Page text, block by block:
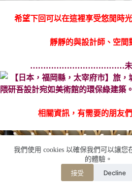
我們使用 cookies 以確保我們可以讓您
的體驗。
接受 Decline
希望下回可以在這裡享受悠閒時
靜靜的與設計師、空間
………………………………未完
相關資訊，有需要的朋友